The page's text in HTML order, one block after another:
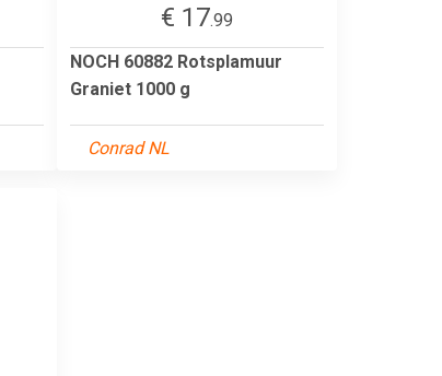
€ 17.99
NOCH 60882 Rotsplamuur
Graniet 1000 g
Conrad NL